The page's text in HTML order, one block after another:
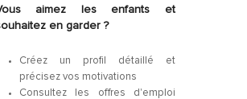
aimez les enfants et
en garder ?
Créez un profil détaillé et
précisez vos motivations
Consultez les offres d'emploi